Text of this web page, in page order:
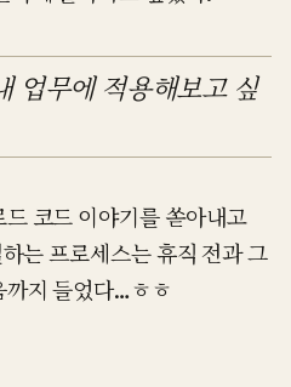
업무에 적용해보고 싶
코드 이야기를 쏟아내고
는 프로세스는 휴직 전과 그
까지 들었다…ㅎㅎ